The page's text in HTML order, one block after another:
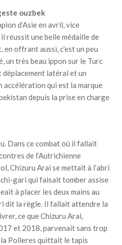
ouzbek
d’Asie en avril, vice
réussit une belle médaille de
offrant aussi, c’est un peu
un très beau ippon sur le Turc
latéral et un
qui est la marque
depuis la prise en charge
Dans ce combat où il fallait
de l’Autrichienne
Chizuru Arai se mettait à l’abri
gari qui faisait tomber assise
à placer les deux mains au
dit la règle. Il fallait attendre la
ce que Chizuru Arai,
et 2018, parvenait sans trop
Polleres quittait le tapis